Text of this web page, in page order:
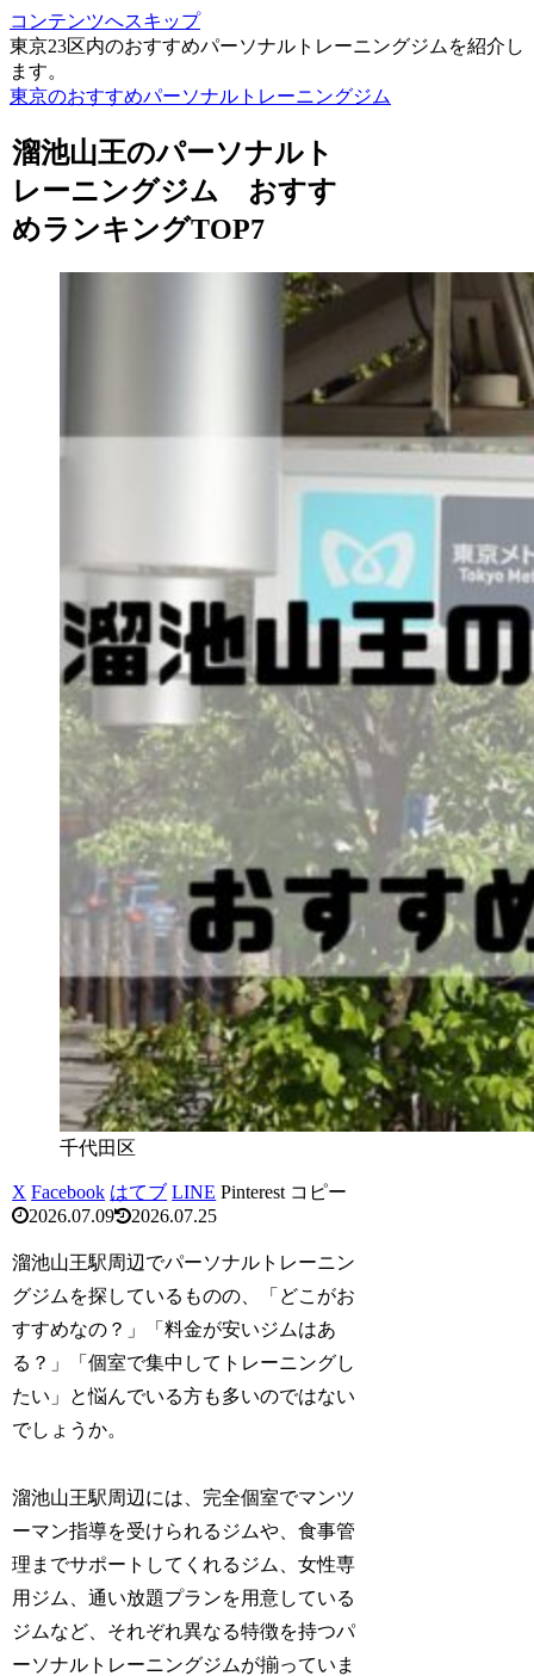
コンテンツへスキップ
東京23区内のおすすめパーソナルトレーニングジムを紹介し
ます。
東京のおすすめパーソナルトレーニングジム
溜池山王のパーソナルト
レーニングジム おすす
めランキングTOP7
千代田区
X Facebook はてブ LINE Pinterest コピー
2026.07.09
2026.07.25
溜池山王駅周辺でパーソナルトレーニン
グジムを探しているものの、「どこがお
すすめなの？」「料金が安いジムはあ
る？」「個室で集中してトレーニングし
たい」と悩んでいる方も多いのではない
でしょうか。
溜池山王駅周辺には、完全個室でマンツ
ーマン指導を受けられるジムや、食事管
理までサポートしてくれるジム、女性専
用ジム、通い放題プランを用意している
ジムなど、それぞれ異なる特徴を持つパ
ーソナルトレーニングジムが揃っていま